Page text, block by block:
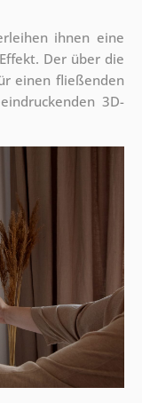
ihnen eine
Der über die
einen fließenden
3D-